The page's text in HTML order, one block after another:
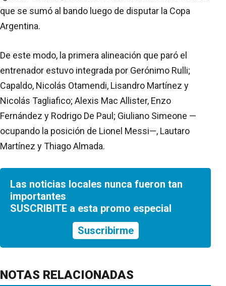
que se sumó al bando luego de disputar la Copa
Argentina.
De este modo, la primera alineación que paró el
entrenador estuvo integrada por Gerónimo Rulli;
Capaldo, Nicolás Otamendi, Lisandro Martínez y
Nicolás Tagliafico; Alexis Mac Allister, Enzo
Fernández y Rodrigo De Paul; Giuliano Simeone —
ocupando la posición de Lionel Messi—, Lautaro
Martínez y Thiago Almada.
Las noticias locales nunca fueron tan
importantes
SUSCRIBITE a esta promo especial
Suscribirme
NOTAS RELACIONADAS